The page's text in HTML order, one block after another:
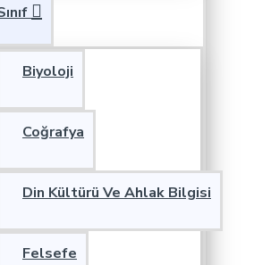
Biyoloji
Coğrafya
Din Kültürü Ve Ahlak Bilgisi
Felsefe